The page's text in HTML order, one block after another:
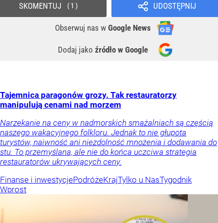
UDOSTĘPNIJ
Obserwuj nas w Google News
Dodaj jako źródło w Google
SKOMENTUJ 1
Tajemnica paragonów grozy. Tak restauratorzy
manipulują cenami nad morzem
Narzekanie na ceny w nadmorskich smażalniach są częścią
naszego wakacyjnego folkloru. Jednak to nie głupota
turystów, naiwność ani niezdolność mnożenia i dodawania do
stu. To przemyślana, ale nie do końca uczciwa strategia
restauratorów ukrywających ceny.
Finanse i inwestycjePodróżeKrajTylko u NasTygodnik
Wprost